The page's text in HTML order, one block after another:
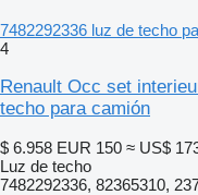
7482292336 luz de techo
4
Renault Occ set
techo para camión
$ 6.958 EUR 150 ≈ US$
Luz de techo
7482292336, 82365310,